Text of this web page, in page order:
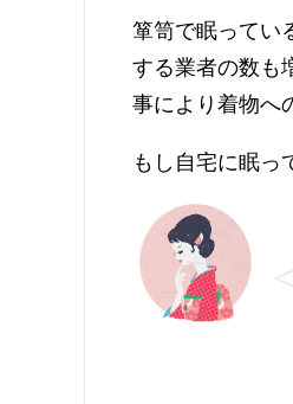
箪笥で眠ってい
する業者の数も
事により着物へ
もし自宅に眠っ